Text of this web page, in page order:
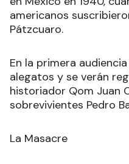
americanos
Pátzcuaro.
En la primera
alegatos y se verán
historiador Qom Juan
sobrevivientes Pedro
La Masacre